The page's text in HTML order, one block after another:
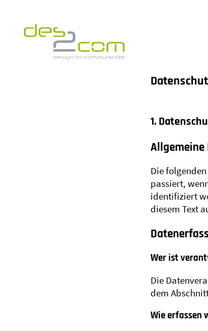
1.
Allgemeine
Die
passiert,
identifiziert
diesem Text
Wer ist
Die
dem
Wie erfassen